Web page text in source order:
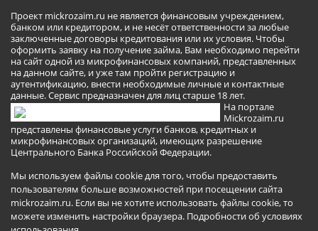
Проект mickrozaim.ru не является финансовым учреждением,
банком или кредитором, и не несёт ответственности за любые
заключенные договоры кредитования или их условия. Чтобы
оформить заявку на получение займа, Вам необходимо перейти
на сайт одной из микрофинансовых компаний, представленных
на данном сайте, и уже там пройти регистрацию и
аутентификацию, внести необходимые личные и контактные
данные. Сервис предназначен для лиц старше 18 лет.
На портале
Mickrozaim.ru
представлены финансовые услуги банков, кредитных и
микрофинансовых организаций, имеющих разрешение
Центрального Банка Российской Федерации.
Мы используем файлы cookie для того, чтобы предоставить
пользователям больше возможностей при посещении сайта
mickrozaim.ru. Если вы не хотите использовать файлы cookie, то
можете изменить настройки браузера. Подробности об условиях